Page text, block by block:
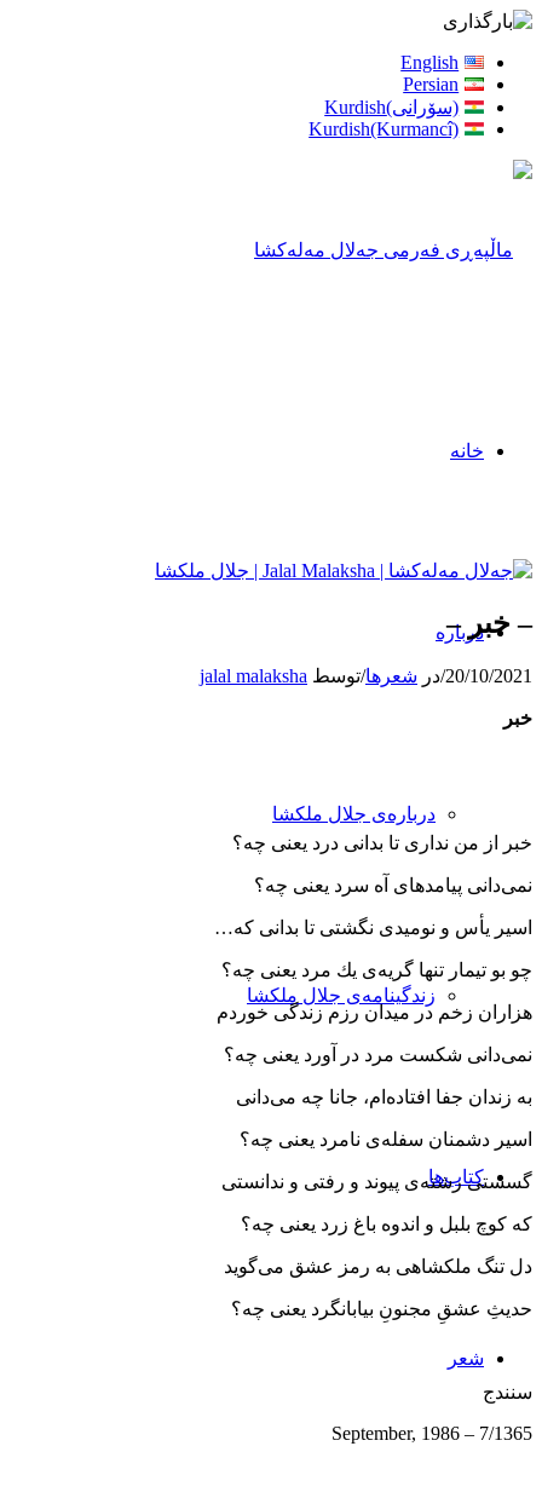
English
Persian
(سۆرانی)Kurdish
Kurdish(Kurmancî)
خانه
درباره
درباره‌ی جلال ملکشا
زندگینامه‌ی جلال ملکشا
کتاب‌ها
شعر
– خبر –
20/10/2021
/در شعرها/توسط jalal malaksha
خبر
خبر از من نداری تا بدانی درد یعنی چه؟
نمی‌دانی پیامدهای آه سرد یعنی چه؟
اسیر یأس و نومیدی نگشتی تا بدانی كه…
چو بو تیمار تنها گریه‌ی یك مرد یعنی چه؟
هزاران زخم در میدان رزم زندگی خوردم
نمی‌دانی شكست مرد در آورد یعنی چه؟
به زندان جفا افتاده‌ام، جانا چه می‌دانی
اسیر دشمنان سفله‌ی نامرد یعنی چه؟
گسستی رشته‌ی پیوند و رفتی و ندانستی
كه كوچ بلبل و اندوه باغ زرد یعنی چه؟
دل تنگ ملكشاهی به رمز عشق می‌گوید
حدیثِ عشقِ مجنونِ بیابانگرد یعنی چه؟
سنندج
7/1365 – September, 1986